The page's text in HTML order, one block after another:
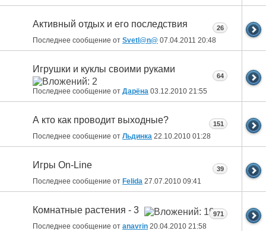
Активный отдых и его последствия
Последнее сообщение от Svetl@n@ 07.04.2011 20:48
26
Игрушки и куклы своими руками
Последнее сообщение от Дарёна 03.12.2010 21:55
64
А кто как проводит выходные?
Последнее сообщение от Льдинка 22.10.2010 01:28
151
Игры On-Line
Последнее сообщение от Felida 27.07.2010 09:41
39
Комнатные растения - 3
Последнее сообщение от anavrin 20.04.2010 21:58
971